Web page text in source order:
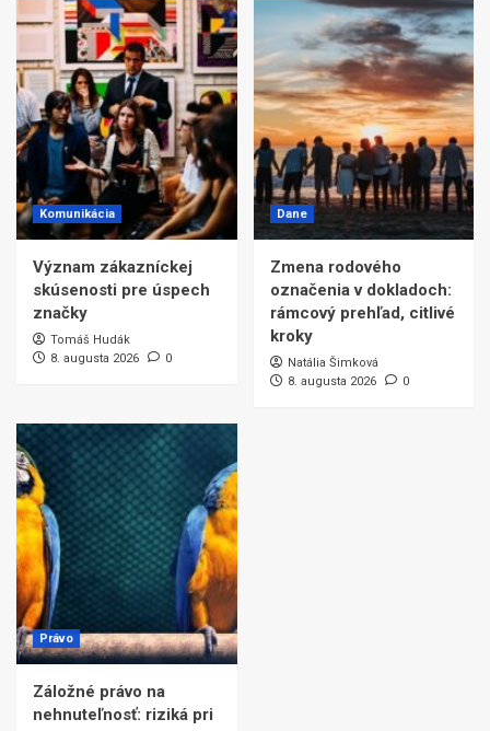
Komunikácia
Význam zákazníckej
skúsenosti pre úspech
značky
Tomáš Hudák
8. augusta 2026
0
Dane
Zmena rodového
označenia v dokladoch:
rámcový prehľad, citlivé
kroky
Natália Šimková
8. augusta 2026
0
Právo
Záložné právo na
nehnuteľnosť: riziká pri